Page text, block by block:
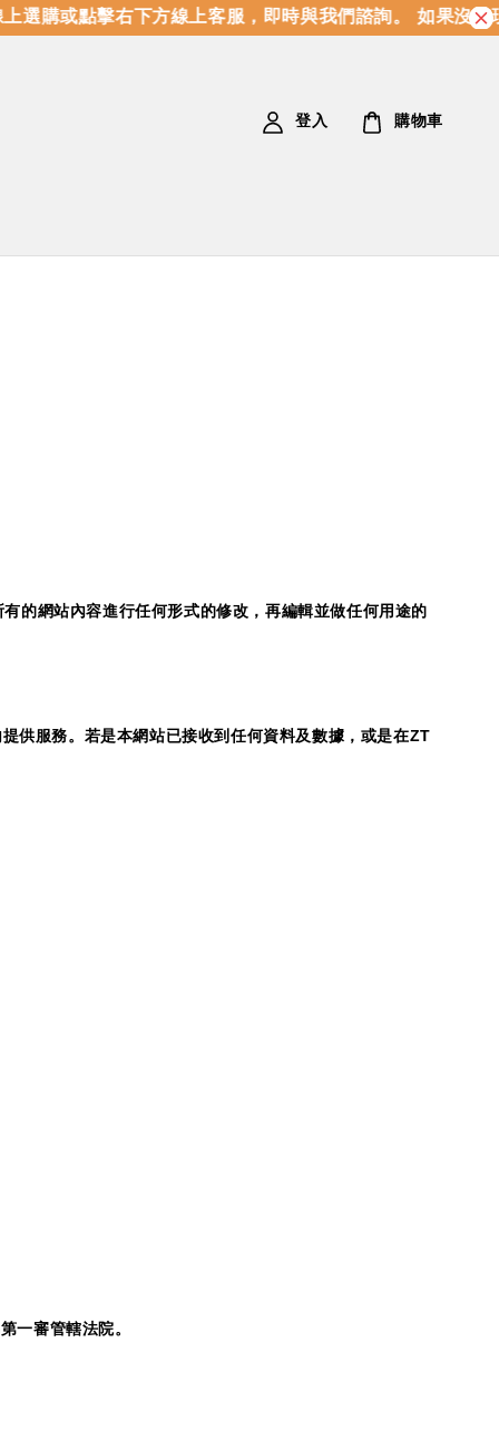
或點擊右下方線上客服，即時與我們諮詢。 如果沒有現
登入 購物車
有的網站內容進行任何形式的修改，再編輯並做任何用途的
供服務。若是本網站已接收到任何資料及數據，或是在ZT
一審管轄法院。